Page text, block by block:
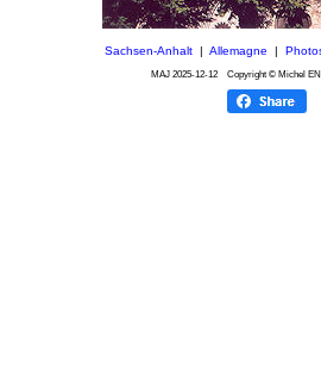
Sachsen-Anhalt Allemagne
MAJ 2025-12-12Copyright © Michel